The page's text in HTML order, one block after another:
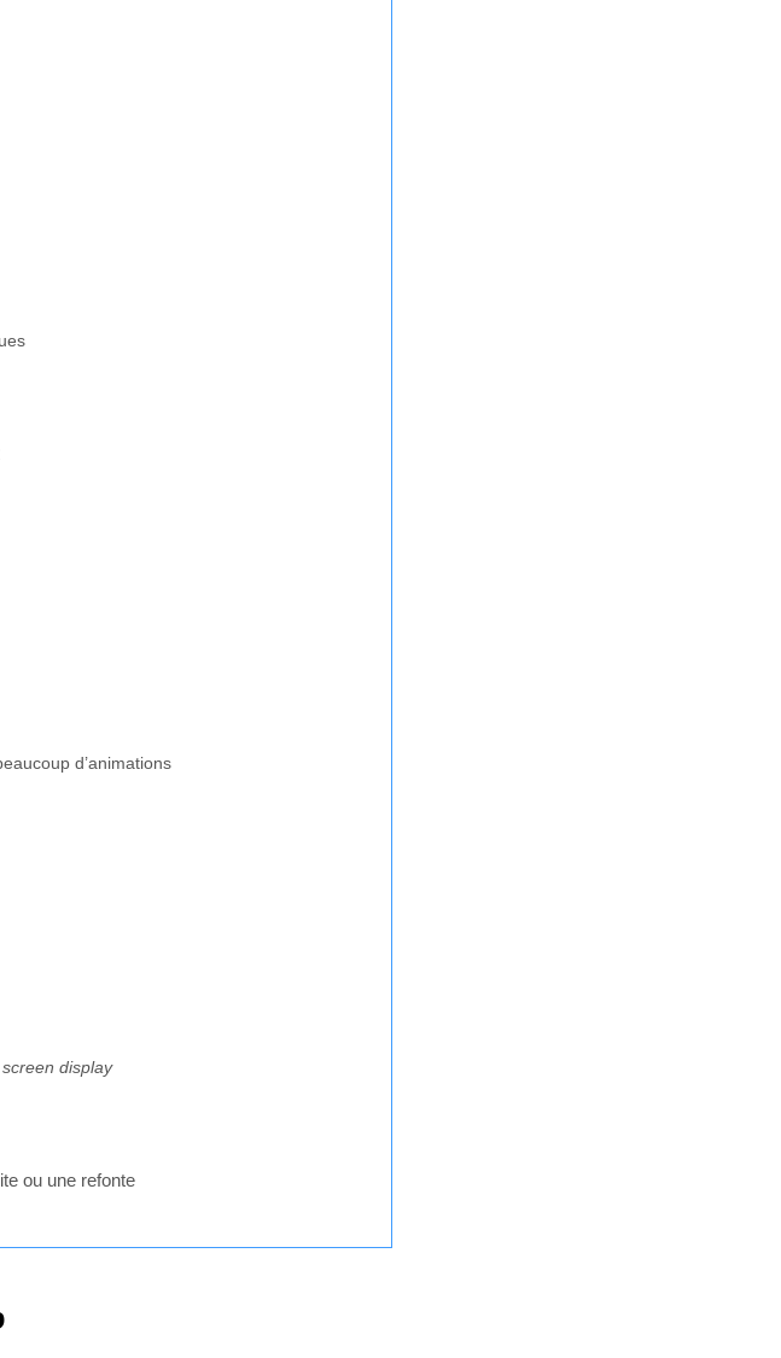
d’animations
display
ou une refonte